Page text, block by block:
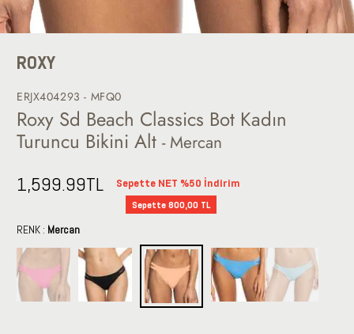
ROXY
ERJX404293 - MFQ0
Roxy Sd Beach Classics Bot Kadın
Turuncu Bikini Alt - Mercan
1,599.99TL Sepette NET %50 İndirim
Sepette 800,00 TL
RENK : Mercan